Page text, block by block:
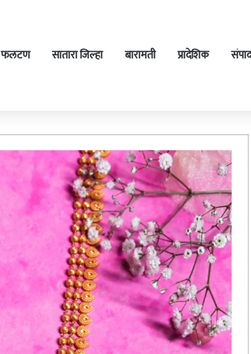
फलटण सातारा जिल्हा बारामती प्रादेशिक